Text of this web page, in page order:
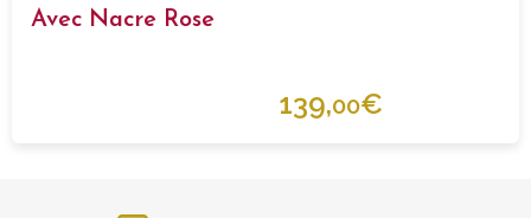
Avec Nacre Rose
139,00€